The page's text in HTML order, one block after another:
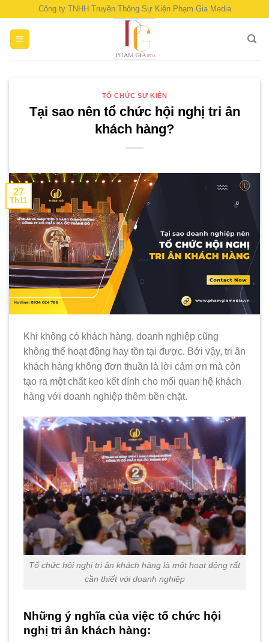
content
Công ty TNHH Truyền Thông Sự Kiện Phạm Gia Media
TỔ CHỨC SỰ KIỆN
Tại sao nên tổ chức hội nghị tri ân
khách hàng?
27
Th11
Khi không có khách hàng, doanh nghiệp cũng
không thể hoạt động hay tồn tại được. Bởi vậy, tri ân
khách hàng không đơn thuần là lời cảm ơn mà còn
tạo ra một chất keo kết dính cho mối quan hệ khách
hàng với doanh nghiệp thêm bền chặt.
Tổ chức hội nghị tri ân khách hàng là một hoạt động rất
cần thiết với doanh nghiệp
Những ý nghĩa của việc tổ chức hội
nghị tri ân khách hàng: